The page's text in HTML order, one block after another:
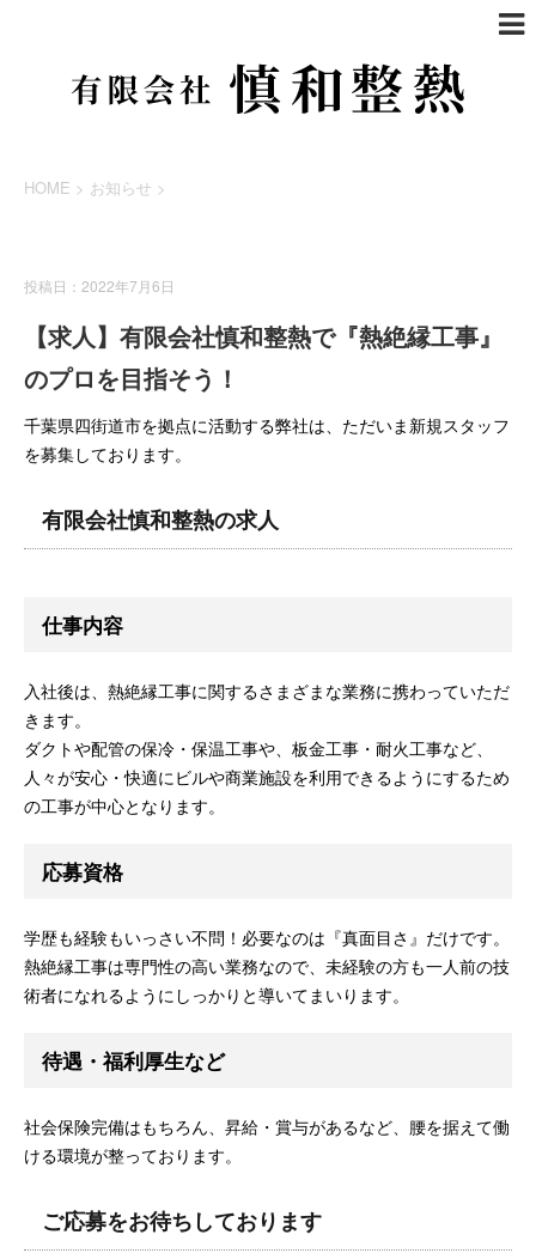
HOME > お知らせ >
投稿日：2022年7月6日
【求人】有限会社慎和整熱で『熱絶縁工事』
のプロを目指そう！
千葉県四街道市を拠点に活動する弊社は、ただいま新規スタッフ
を募集しております。
有限会社慎和整熱の求人
仕事内容
入社後は、熱絶縁工事に関するさまざまな業務に携わっていただ
きます。
ダクトや配管の保冷・保温工事や、板金工事・耐火工事など、
人々が安心・快適にビルや商業施設を利用できるようにするため
の工事が中心となります。
応募資格
学歴も経験もいっさい不問！必要なのは『真面目さ』だけです。
熱絶縁工事は専門性の高い業務なので、未経験の方も一人前の技
術者になれるようにしっかりと導いてまいります。
待遇・福利厚生など
社会保険完備はもちろん、昇給・賞与があるなど、腰を据えて働
ける環境が整っております。
ご応募をお待ちしております